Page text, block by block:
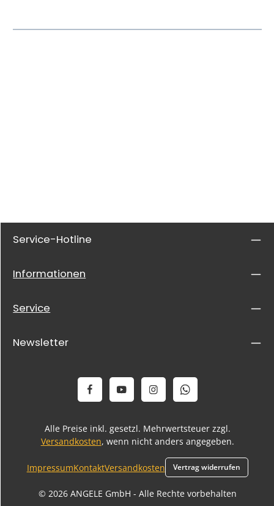
Service-Hotline
Informationen
Service
Newsletter
Alle Preise inkl. gesetzl. Mehrwertsteuer zzgl.
Versandkosten, wenn nicht anders angegeben.
© 2026 ANGELE GmbH - Alle Rechte vorbehalten
ImpressumKontaktVersandkosten Vertrag widerrufen